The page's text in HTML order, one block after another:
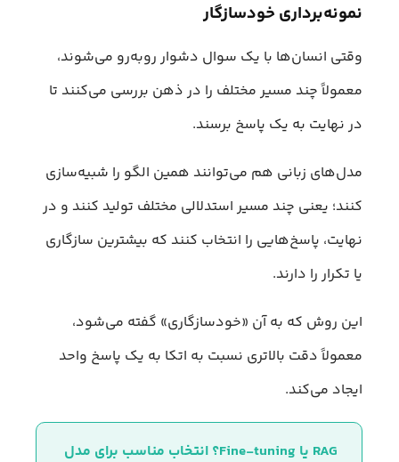
نمونه‌برداری خودسازگار
وقتی انسان‌ها با یک سوال دشوار روبه‌رو می‌شوند،
معمولاً چند مسیر مختلف را در ذهن بررسی می‌کنند تا
در نهایت به یک پاسخ برسند.
مدل‌های زبانی هم می‌توانند همین الگو را شبیه‌سازی
کنند؛ یعنی چند مسیر استدلالی مختلف تولید کنند و در
نهایت، پاسخ‌هایی را انتخاب کنند که بیشترین سازگاری
یا تکرار را دارند.
این روش که به آن «خودسازگاری» گفته می‌شود،
معمولاً دقت بالاتری نسبت به اتکا به یک پاسخ واحد
ایجاد می‌کند.